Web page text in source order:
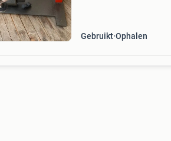
Gebruikt Ophalen